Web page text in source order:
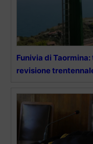
Funivia di
revisione